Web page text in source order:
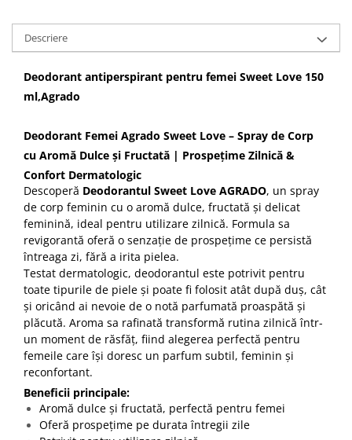
Articole menaj BACTERIA STOP
Articole menaj ECO NATURAL si
Produse lichide certificare Eco Cert
Detergenti BIO
Eco Confort
Fose Septice & Întreținere
Eco Confort
BioZone
Epur
Home&Deco
Note di Natura
Eco Friendly
Curatenie & Intretinere Exterior
Solutii curatare si intretinere
toalete portabile
Solutii curatare si intretinere
terase exterioare
Solutii curatare si intretinere
Descriere
Deodorant antiperspirant pentru femei Sweet Love 150
ml,Agrado
Deodorant Femei Agrado Sweet Love – Spray de Corp
cu Aromă Dulce și Fructată | Prospețime Zilnică &
Confort Dermatologic
Descoperă Deodorantul Sweet Love AGRADO, un spray
de corp feminin cu o aromă dulce, fructată și delicat
feminină, ideal pentru utilizare zilnică. Formula sa
revigorantă oferă o senzație de prospețime ce persistă
întreaga zi, fără a irita pielea.
Testat dermatologic, deodorantul este potrivit pentru
toate tipurile de piele și poate fi folosit atât după duș, cât
și oricând ai nevoie de o notă parfumată proaspătă și
plăcută. Aroma sa rafinată transformă rutina zilnică într-
un moment de răsfăț, fiind alegerea perfectă pentru
femeile care își doresc un parfum subtil, feminin și
reconfortant.
Beneficii principale:
Aromă dulce și fructată, perfectă pentru femei
Oferă prospețime pe durata întregii zile